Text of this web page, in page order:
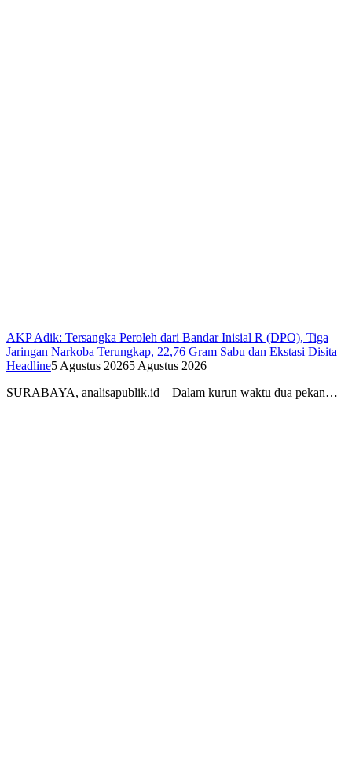
AKP Adik: Tersangka Peroleh dari Bandar Inisial R (DPO), Tiga
Jaringan Narkoba Terungkap, 22,76 Gram Sabu dan Ekstasi Disita
Headline5 Agustus 20265 Agustus 2026
SURABAYA, analisapublik.id – Dalam kurun waktu dua pekan…